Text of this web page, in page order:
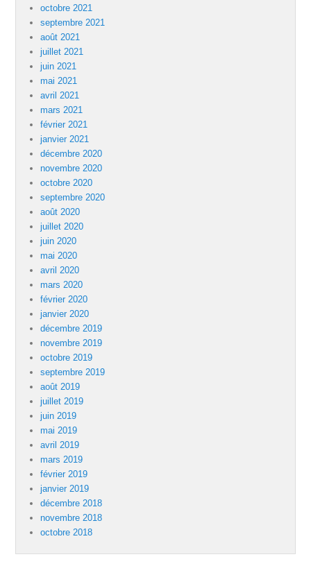
octobre 2021
septembre 2021
août 2021
juillet 2021
juin 2021
mai 2021
avril 2021
mars 2021
février 2021
janvier 2021
décembre 2020
novembre 2020
octobre 2020
septembre 2020
août 2020
juillet 2020
juin 2020
mai 2020
avril 2020
mars 2020
février 2020
janvier 2020
décembre 2019
novembre 2019
octobre 2019
septembre 2019
août 2019
juillet 2019
juin 2019
mai 2019
avril 2019
mars 2019
février 2019
janvier 2019
décembre 2018
novembre 2018
octobre 2018